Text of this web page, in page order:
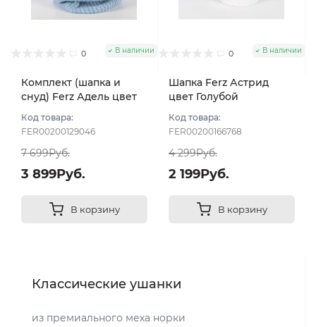
0 В наличии
Комплект (шапка и
снуд) Ferz Адель цвет
Код товара:
FER00200129046
7 699Руб.
3 899Руб.
В корзину
0 В наличии
Шапка Ferz Астрид
цвет Голубой
Код товара:
FER00200166768
4 299Руб.
2 199Руб.
В корзину
Классические ушанки
из премиального меха норки